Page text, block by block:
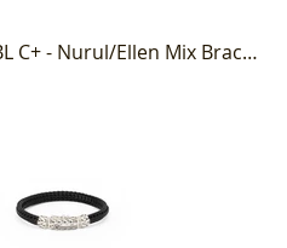
Buddha to Buddha - 863BL C+ - Nurul/Ellen Mix Bracelet Leather Black